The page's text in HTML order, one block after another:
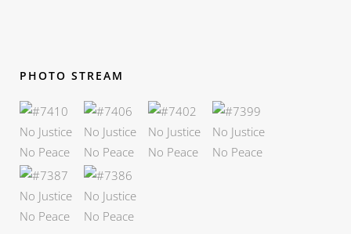
PHOTO STREAM